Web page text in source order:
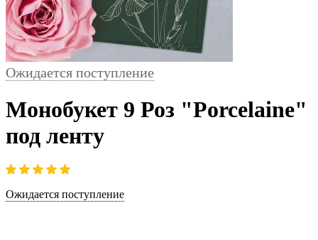
Ожидается поступление
Монобукет 9 Роз "Porcelaine"
под ленту
Ожидается поступление